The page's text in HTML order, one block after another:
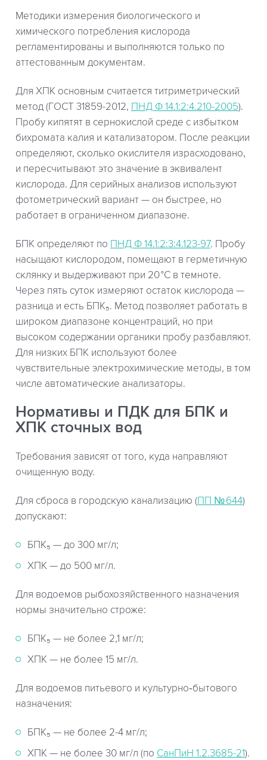
Методики измерения биологического и
химического потребления кислорода
регламентированы и выполняются только по
аттестованным документам.
Для ХПК основным считается титриметрический
метод (ГОСТ 31859-2012, ПНД Ф 14.1:2:4.210-2005).
Пробу кипятят в сернокислой среде с избытком
бихромата калия и катализатором. После реакции
определяют, сколько окислителя израсходовано,
и пересчитывают это значение в эквивалент
кислорода. Для серийных анализов используют
фотометрический вариант — он быстрее, но
работает в ограниченном диапазоне.
БПК определяют по ПНД Ф 14.1:2:3:4.123-97. Пробу
насыщают кислородом, помещают в герметичную
склянку и выдерживают при 20 °C в темноте.
Через пять суток измеряют остаток кислорода —
разница и есть БПК₅. Метод позволяет работать в
широком диапазоне концентраций, но при
высоком содержании органики пробу разбавляют.
Для низких БПК используют более
чувствительные электрохимические методы, в том
числе автоматические анализаторы.
Нормативы и ПДК для БПК и
ХПК сточных вод
Требования зависят от того, куда направляют
очищенную воду.
Для сброса в городскую канализацию (ПП № 644)
допускают:
БПК₅ — до 300 мг/л;
ХПК — до 500 мг/л.
Для водоемов рыбохозяйственного назначения
нормы значительно строже:
БПК₅ — не более 2,1 мг/л;
ХПК — не более 15 мг/л.
Для водоемов питьевого и культурно‑бытового
назначения:
БПК₅ — не более 2-4 мг/л;
ХПК — не более 30 мг/л (по СанПиН 1.2.3685-21).